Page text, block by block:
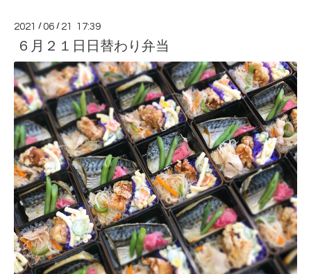
2021 /06 / 21 17:39
６月２１日日替わり弁当